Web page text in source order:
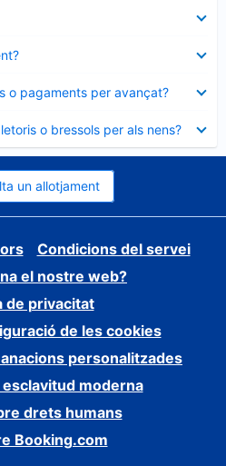
o pagaments per avançat?
o bressols per als nens?
un allotjament
Condicions del servei
el nostre web?
de privacitat
de les cookies
personalitzades
moderna
drets humans
Booking.com